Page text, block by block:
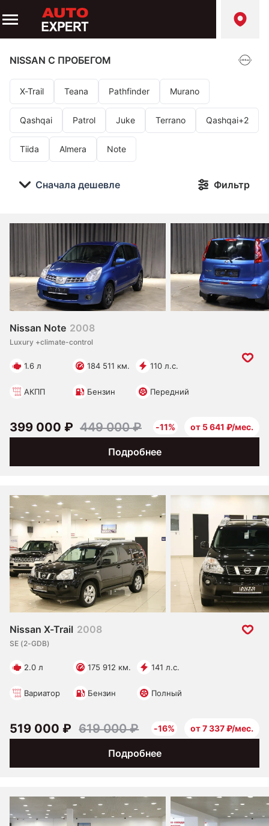
NISSAN С ПРОБЕГОМ
X-Trail Teana Pathfinder Murano
Qashqai Patrol Juke Terrano Qashqai+2
Tiida Almera Note
Фильтр
Сначала дешевле
Nissan Note 2008
Luxury +climate-control
1.6 л 184 511 км. 110 л.с.
АКПП Бензин Передний
Подробнее
399 000 ₽ 449 000 ₽ -11% от 5 641 ₽/мес.
Nissan X-Trail 2008
SE (2-GDB)
2.0 л 175 912 км. 141 л.с.
Вариатор Бензин Полный
Подробнее
519 000 ₽ 619 000 ₽ -16% от 7 337 ₽/мес.